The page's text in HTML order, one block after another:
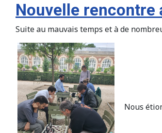
Nouvelle rencontre
Suite au mauvais temps et à de
Nous